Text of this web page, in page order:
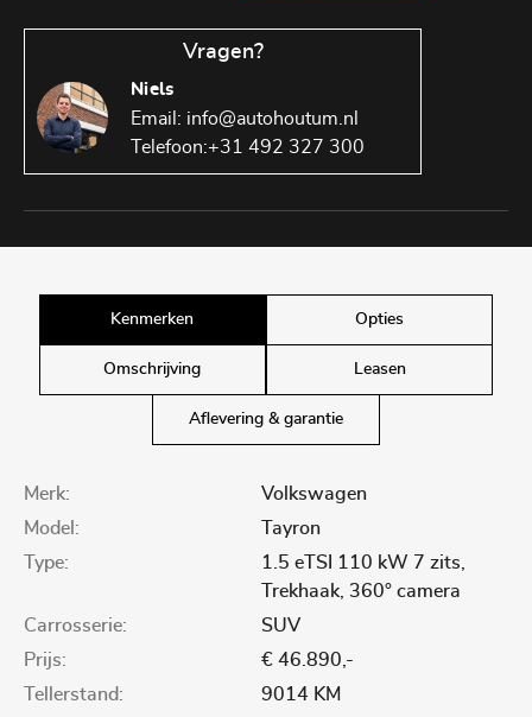
Vragen?
Niels
Email: info@autohoutum.nl
Telefoon:+31 492 327 300
Kenmerken Opties
Omschrijving Leasen
Aflevering & garantie
Merk:
Volkswagen
Model:
Tayron
Type:
1.5 eTSI 110 kW 7 zits,
Trekhaak, 360° camera
Carrosserie:
SUV
Prijs:
€ 46.890,-
Tellerstand:
9014 KM